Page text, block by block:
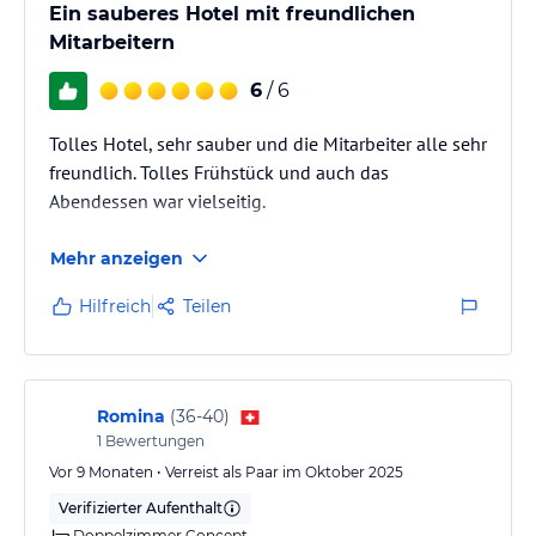
Ein sauberes Hotel mit freundlichen
Mitarbeitern
6 / 6
Tolles Hotel, sehr sauber und die Mitarbeiter alle sehr
freundlich. Tolles Frühstück und auch das
Abendessen war vielseitig.
Mehr anzeigen
Hilfreich Teilen
Romina (36-40)
1 Bewertungen
Vor 9 Monaten • Verreist als Paar im Oktober 2025
Verifizierter Aufenthalt